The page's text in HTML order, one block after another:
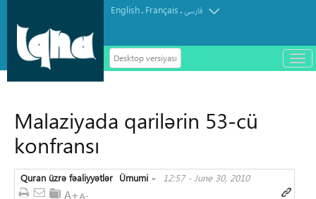
English. Français.فارسی
Desktop versiyası
باز
و
Malaziyada qarilərin 53-cü
konfransı
Quran üzrə fəaliyyətlər »
Ümumi 12:57 - June 30, 2010